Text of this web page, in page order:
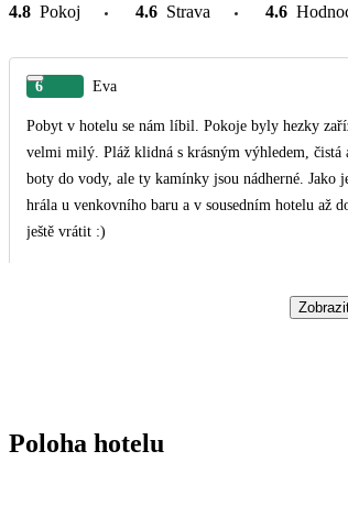
4.8 Pokoj 4.6 Strava 4.6
6 Eva
Pobyt v hotelu se nám líbil. Pokoje byly hezky
velmi milý. Pláž klidná s krásným výhledem,
boty do vody, ale ty kamínky jsou nádherné. Jako
hrála u venkovního baru a v sousedním hotelu až
ještě vrátit :)
Poloha hotelu